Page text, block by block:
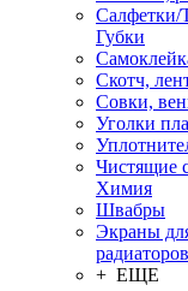
Салфетки/
Губки
Скотч,
Совки,
Уголки
Чистящие
Химия
Швабры
Экраны
радиаторов
+ ЕЩЕ